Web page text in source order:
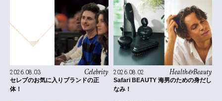
Celebrity
2026.08.03
セレブのお気に入りブランドの正
体！
Health&Beauty
2026.08.02
Safari BEAUTY 海男のための身だし
なみ！